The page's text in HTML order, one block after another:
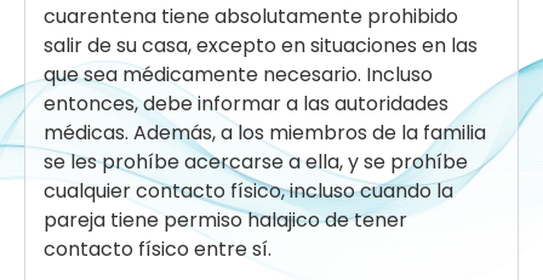
cuarentena tiene absolutamente prohibido
salir de su casa, excepto en situaciones en las
que sea médicamente necesario. Incluso
entonces, debe informar a las autoridades
médicas. Además, a los miembros de la familia
se les prohíbe acercarse a ella, y se prohíbe
cualquier contacto físico, incluso cuando la
pareja tiene permiso halajico de tener
contacto físico entre sí.